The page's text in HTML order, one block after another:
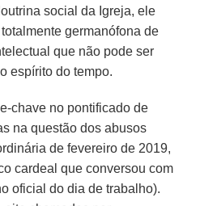
social da Igreja, ele
germanófona de
que não pode ser
espírito do tempo.
chave no pontificado de
na questão dos abusos
de fevereiro de 2019,
cardeal que conversou com
oficial do dia de trabalho).